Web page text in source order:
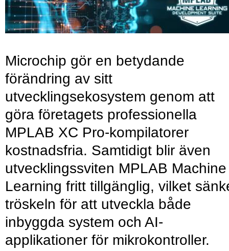
Microchip gör en betydande
förändring av sitt
utvecklingsekosystem genom att
göra företagets professionella
MPLAB XC Pro-kompilatorer
kostnadsfria. Samtidigt blir även
utvecklingssviten MPLAB Machine
Learning fritt tillgänglig, vilket
tröskeln för att utveckla både
inbyggda system och AI-
applikationer för mikrokontroller.